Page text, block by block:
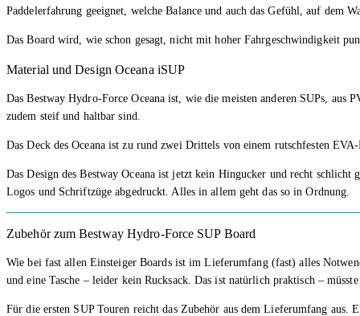
Paddelerfahrung geeignet, welche Balance und auch das Gefühl, auf dem
Das Board wird, wie schon gesagt, nicht mit hoher Fahrgeschwindigkeit
Material und Design Oceana iSUP
Das Bestway Hydro-Force Oceana ist, wie die meisten anderen SUPs,
zudem steif und haltbar sind.
Das Deck des Oceana ist zu rund zwei Drittels von einem rutschfesten
Das Design des Bestway Oceana ist jetzt kein Hingucker und recht
Logos und Schriftzüge abgedruckt. Alles in allem geht das so in Ordnung.
Zubehör zum Bestway Hydro-Force SUP Board
Wie bei fast allen Einsteiger Boards ist im Lieferumfang (fast) alles
und eine Tasche – leider kein Rucksack. Das ist natürlich praktisch –
Für die ersten SUP Touren reicht das Zubehör aus dem Lieferumfang